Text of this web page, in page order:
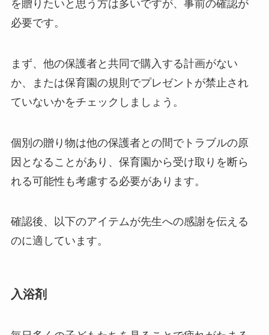
を贈りたいと思う方は多いですが、事前の確認が
必要です。
まず、他の保護者と共同で購入する計画がない
か、または保育園の規則でプレゼントが禁止され
ていないかをチェックしましょう。
個別の贈り物は他の保護者との間でトラブルの原
因となることがあり、保育園から受け取りを断ら
れる可能性も考慮する必要があります。
確認後、以下のアイテムが先生への感謝を伝える
のに適しています。
入浴剤